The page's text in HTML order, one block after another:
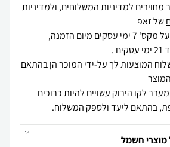
מחויבים למדיניות המשלוחים, ולמדיניות
של זאפ
מיום הזמנה,
.
המוצעות לך על-ידי המוכר הן בהתאם
לקו הירוק עשויים להיות כרוכים
בהתאם ליעד ולספק המשלוח.
מוצרי חשמל